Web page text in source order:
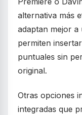
alternativa más
adaptan mejor
permiten
puntuales sin
original.
Otras opciones
integradas que